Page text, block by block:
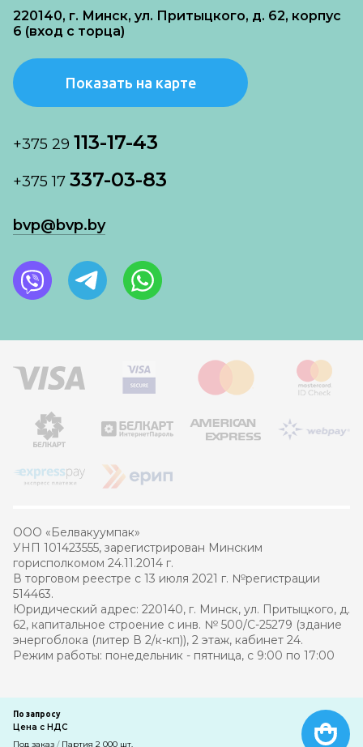
По запросу
Цена с НДС
Под заказ /Партия 2 000 шт.
220140, г. Минск, ул. Притыцкого, д. 62, корпус
6 (вход с торца)
Показать на карте
+375 29 113-17-43
+375 17 337-03-83
bvp@bvp.by
ООО «Белвакуумпак»
УНП 101423555, зарегистрирован Минским
горисполкомом 24.11.2014 г.
В торговом реестре с 13 июля 2021 г. №регистрации
514463.
Юридический адрес: 220140, г. Минск, ул. Притыцкого, д.
62, капитальное строение с инв. № 500/С-25279 (здание
энергоблока (литер В 2/к-кп)), 2 этаж, кабинет 24.
Режим работы: понедельник - пятница, с 9:00 по 17:00
компания PRAS